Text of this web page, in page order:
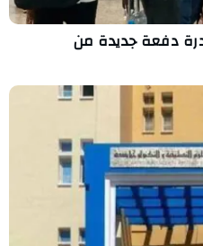
دفعة جديدة من